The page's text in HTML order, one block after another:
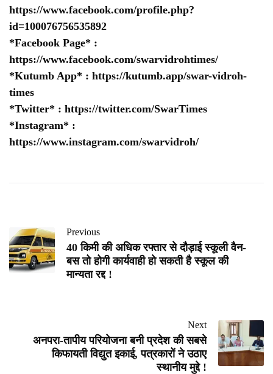
https://www.facebook.com/profile.php?
id=100076756535892
*Facebook Page* :
https://www.facebook.com/swarvidrohtimes/
*Kutumb App* : https://kutumb.app/swar-vidroh-
times
*Twitter* : https://twitter.com/SwarTimes
*Instagram* :
https://www.instagram.com/swarvidroh/
Previous
40 किमी की अधिक रफ्तार से दौड़ाई स्कूली वैन-
बस तो होगी कार्यवाही हो सकती है स्कूल की
मान्यता रद्द !
Next
अनपरा-तापीय परियोजना बनी प्रदेश की सबसे
किफायती विद्युत इकाई, पत्रकारों ने उठाए
स्थानीय मुद्दे !